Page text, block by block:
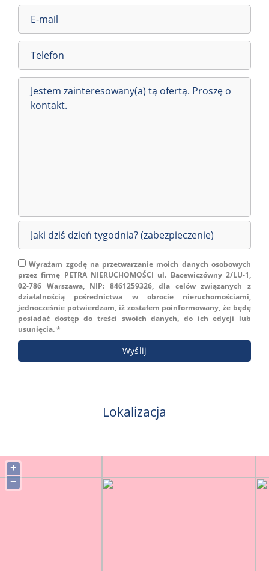
Wyrażam zgodę na przetwarzanie moich danych osobowych
przez firmę PETRA NIERUCHOMOŚCI ul. Bacewiczówny 2/LU-1,
02-786 Warszawa, NIP: 8461259326, dla celów związanych z
działalnością pośrednictwa w obrocie nieruchomościami,
jednocześnie potwierdzam, iż zostałem poinformowany, że będę
posiadać dostęp do treści swoich danych, do ich edycji lub
usunięcia. *
Lokalizacja
+
−